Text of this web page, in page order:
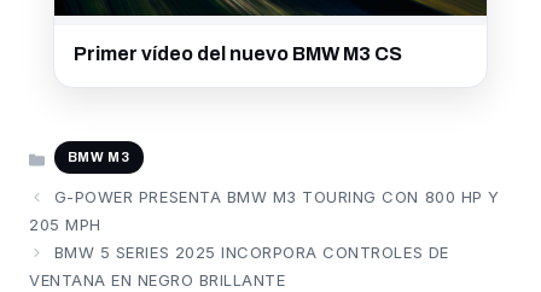
Primer vídeo del nuevo BMW M3 CS
CATEGORÍAS
BMW M3
G-POWER PRESENTA BMW M3 TOURING CON 800 HP Y
205 MPH
BMW 5 SERIES 2025 INCORPORA CONTROLES DE
VENTANA EN NEGRO BRILLANTE